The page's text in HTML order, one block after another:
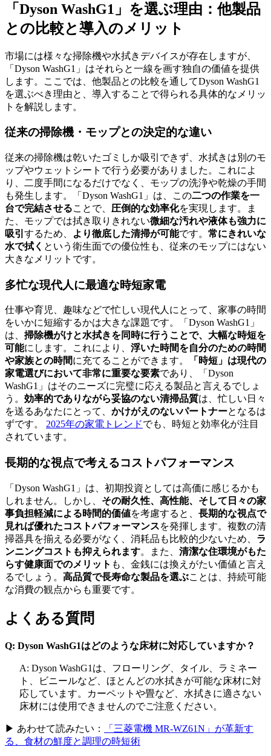
「Dyson WashG1」を選ぶ理由：他製品
との比較と導入のメリット
市場には様々な掃除機や水拭きデバイスが存在しますが、
「Dyson WashG1」はそれらと一線を画す独自の価値を提供
します。ここでは、他製品との比較を通してDyson WashG1
を選ぶべき理由と、導入することで得られる具体的なメリッ
トを解説します。
従来の掃除機・モップとの決定的な違い
従来の掃除機は乾いたゴミしか吸引できず、水拭きは別のモ
ップやウェットシートで行う必要がありました。これによ
り、二度手間になるだけでなく、モップの洗浄や乾燥の手間
も発生します。「Dyson WashG1」は、この二つの作業を一
台で完結させることで、 圧倒的な効率化を実現します。ま
た、モップでは拭き取りきれない微細な汚れや液体も強力に
吸引 するため、 より徹底した清掃が可能です。 常にきれいな
水で拭く という衛生面での優位性も、従来のモップにはない
大きなメリットです。
多忙な現代人に最適な時短家電
仕事や育児、趣味などで忙しい現代人にとって、家事の時間
をいかに短縮するかは大きな課題です。「Dyson WashG1」
は、 掃除機がけと水拭きを同時に行うことで、大幅な時短を
可能にします。これにより、 浮いた時間を自分のための時間
や家族との時間に充てることができます。
「時短」は現代の
家電選びにおいて非常に重要な要素であり、「Dyson
WashG1」はそのニーズに完璧に応える製品と言えるでしょ
う。 効率的でありながら妥協のない清掃品質は、忙しい日々
を送るあなたにとって、 かけがえのないパートナーとなるは
ずです。 2025年の家電トレンドでも、時短と効率化が注目
されています。
長期的な視点で考えるコストパフォーマンス
「Dyson WashG1」は、初期投資としては高価に感じるかも
しれません。しかし、 その耐久性、高性能、そして日々の家
事負担軽減による時間的価値を考慮すると、 長期的な視点で
見れば優れたコストパフォーマンスを発揮します。複数の清
掃器具を揃える必要がなく、消耗品も比較的少ないため、 ラ
ンニングコストも抑えられます。また、 清潔な住環境がもた
らす健康面でのメリット も、金銭には換えがたい価値と言え
るでしょう。 高品質で長寿命な製品を選ぶことは、持続可能
な消費の観点からも重要です。
よくある質問
Q: Dyson WashG1はどのような床材に対応していますか？
A: Dyson WashG1は、フローリング、タイル、ラミネー
ト、ビニールなど、ほとんどの水拭きが可能な床材に対
応しています。カーペットや畳など、水拭きに適さない
床材には使用できませんのでご注意ください。
▶ あわせて読みたい：
「三菱電機 MR-WZ61N」が革新す
る、食材の鮮度と調理の時短術